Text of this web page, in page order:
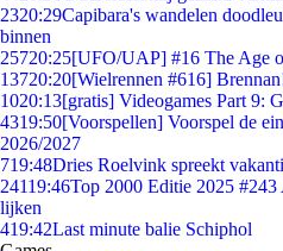
2320:29Capibara's wandelen
binnen
25720:25[UFO/UAP] #16 The Age
13720:20[Wielrennen #616]
1020:13[gratis] Videogames Part 9:
4319:50[Voorspellen] Voorspel de
2026/2027
719:48Dries Roelvink spreekt
24119:46Top 2000 Editie 2025
lijken
419:42Last minute balie Schiphol